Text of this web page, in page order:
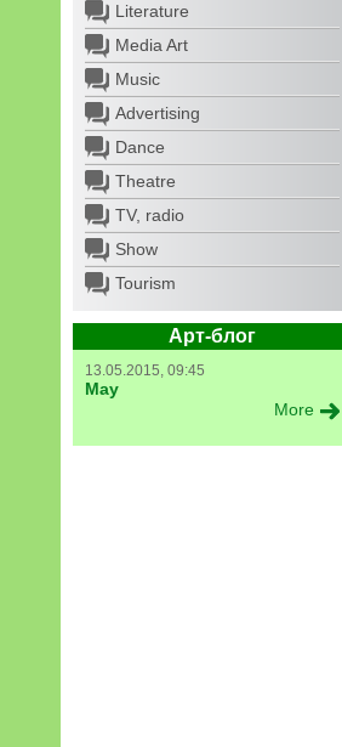
Literature
Media Art
Music
Advertising
Dance
Theatre
TV, radio
Show
Tourism
Арт-блог
13.05.2015, 09:45
May
More